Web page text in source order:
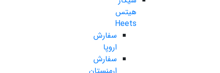
هیتس
Heets
سفارش
اروپا
سفارش